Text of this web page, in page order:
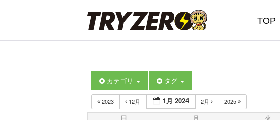
TOP
カテゴリ タグ
2023 12月 1月 2024 2月 2025